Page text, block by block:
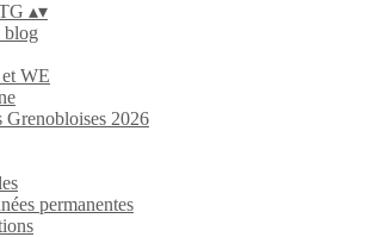
▴▾
blog
WE
Grenobloises 2026
permanentes